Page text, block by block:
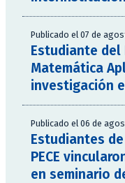
Publicado el 07 de
Estudiante del
Matemática
investigación
Publicado el 06 de
Estudiantes
PECE
en seminario